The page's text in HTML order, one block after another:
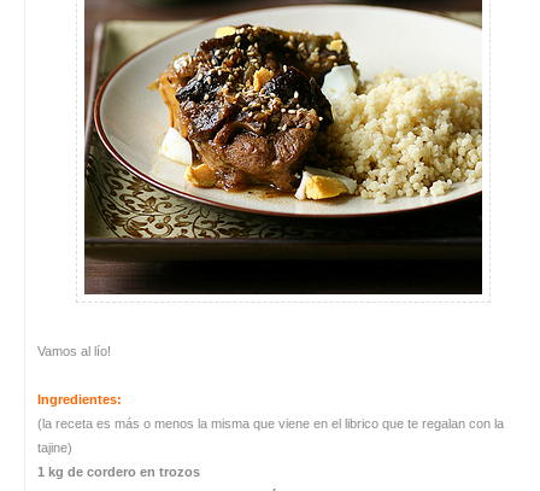
Vamos al lío!
Ingredientes:
(la receta es más o menos la misma que viene en el librico que te regalan con la
tajine)
1 kg de cordero en trozos